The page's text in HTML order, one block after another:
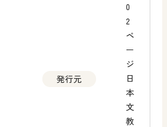
0
2
ペ
ー
ジ
発行元
日
本
文
教